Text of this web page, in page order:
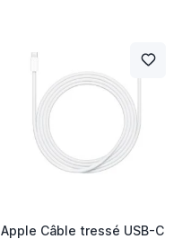
Apple Câble tressé USB-C